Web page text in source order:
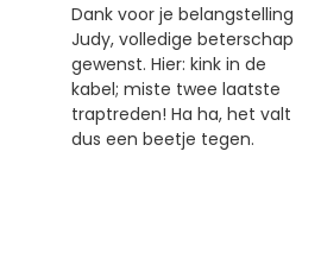
Dank voor je belangstelling
Judy, volledige beterschap
gewenst. Hier: kink in de
kabel; miste twee laatste
traptreden! Ha ha, het valt
dus een beetje tegen.